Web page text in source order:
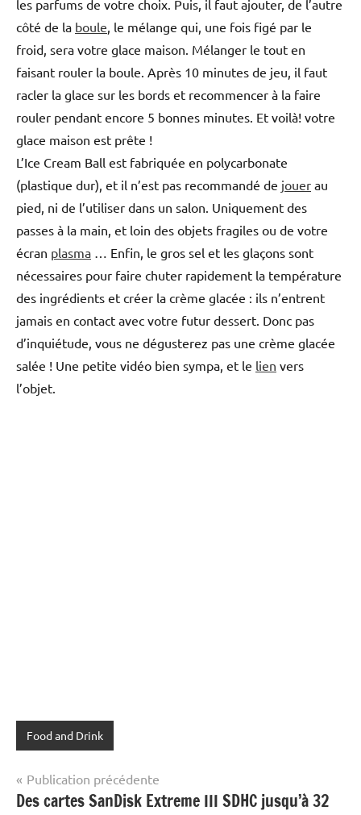
les parfums de votre choix. Puis, il faut ajouter, de l’autre
côté de la boule , le mélange qui, une fois figé par le
froid, sera votre glace maison. Mélanger le tout en
faisant rouler la boule. Après 10 minutes de jeu, il faut
racler la glace sur les bords et recommencer à la faire
rouler pendant encore 5 bonnes minutes. Et voilà! votre
glace maison est prête !
L’Ice Cream Ball est fabriquée en polycarbonate
(plastique dur), et il n’est pas recommandé de jouer au
pied, ni de l’utiliser dans un salon. Uniquement des
passes à la main, et loin des objets fragiles ou de votre
écran plasma … Enfin, le gros sel et les glaçons sont
nécessaires pour faire chuter rapidement la température
des ingrédients et créer la crème glacée : ils n’entrent
jamais en contact avec votre futur dessert. Donc pas
d’inquiétude, vous ne dégusterez pas une crème glacée
salée ! Une petite vidéo bien sympa, et le lien vers
l’objet.
Food and Drink
Navigation
de
Publication précédente
Des cartes SanDisk Extreme III SDHC jusqu’à 32